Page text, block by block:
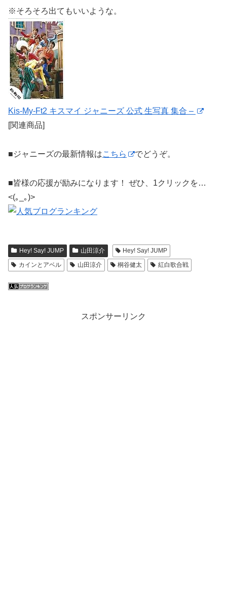
※そろそろ出てもいいような。
Kis-My-Ft2 キスマイ ジャニーズ 公式 生写真 集合 –
[関連商品]
■ジャニーズの最新情報はこちら でどうぞ。
■皆様の応援が励みになります！ ぜひ、1クリックを…
<(｡_｡)>
Hey! Say! JUMP 山田涼介
Hey! Say! JUMP
カインとアベル
山田涼介 桐谷健太 紅白歌合戦
スポンサーリンク